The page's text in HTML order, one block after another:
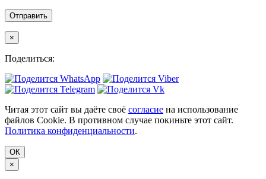
×
Поделиться:
Читая этот сайт вы даёте своё согласие на использование
файлов Cookie. В противном случае покиньте этот сайт.
Политика конфиденциальности.
ОК
×